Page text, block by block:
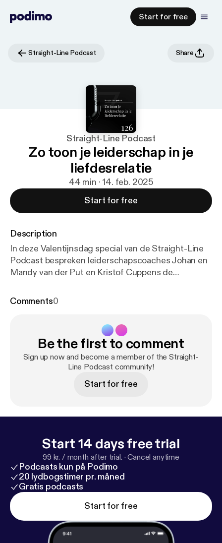
Start for free
Straight-Line Podcast Share
Straight-Line Podcast
Zo toon je leiderschap in je
liefdesrelatie
44 min · 14. feb. 2025
Start for free
Description
In deze Valentijnsdag special van de Straight-Line
Podcast bespreken leiderschapscoaches Johan en
Mandy van der Put en Kristof Cuppens de
ervaren in hun liefdesrelatie. Dankzij de krachtige
liefdesrelatie met je partner. Beluister snel de
podcast en leer hoe je als drukke ondernemer je
relatie actief kunt bekrachtigen dankzij duidelijke
communicatie en leiderschap. 📖 Download het
besproken bulletin op de speciale podcastpagina
Comments0
Be the first to comment
Sign up now and become a member of the Straight-
Line Podcast community!
Start for free
Start 14 days free trial
99 kr. / month after trial. ·Cancel anytime
Podcasts kun på Podimo
20 lydbogstimer pr. måned
Gratis podcasts
Start for free